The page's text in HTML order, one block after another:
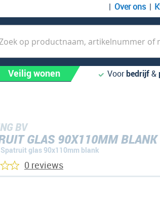
Over ons
Veilig wonen Voorbedrijf&
BV
GLAS 90X110MM BLANK
Spatruit glas 90x110mm blank
0 reviews